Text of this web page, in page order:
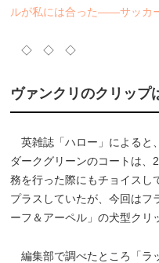
ルが私には合った――サッカ
◇ ◇ ◇
ヴァンクリのクリップ
英雑誌「ハロー」によると
ダークグリーンのコートは、
務を行った際にもチョイスし
プラスしていたが、今回はフ
ーフ＆アーペル」の犬型クリ
編集部で調べたところ「ラ